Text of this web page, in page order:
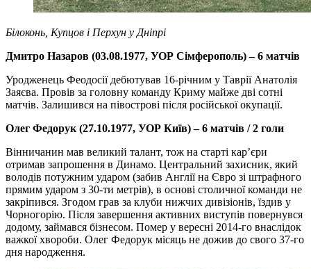
Білоконь, Купцов і Перхун у Дніпрі
Дмитро Назаров (03.08.1977, УОР Сімферополь) – 6 матчів
Уродженець Феодосії дебютував 16-річним у Таврії Анатолія
Заяєва. Провів за головну команду Криму майже дві сотні
матчів. Залишився на півострові після російської окупації.
Олег Федорук (27.10.1977, УОР Київ) – 6 матчів / 2 голи
Вінничанин мав великий талант, тож на старті кар’єри
отримав запрошення в Динамо. Центральний захисник, який
володів потужним ударом (забив Англії на Євро зі штрафного
прямим ударом з 30-ти метрів), в основі столичної команди не
закріпився. Згодом грав за клуби нижчих дивізіонів, їздив у
Чорногорію. Після завершення активних виступів повернувся
додому, займався бізнесом. Помер у вересні 2014-го внаслідок
важкої хвороби. Олег Федорук місяць не дожив до свого 37-го
дня народження.